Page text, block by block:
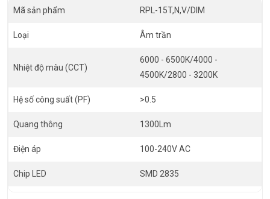
Mã sản phẩm RPL-15T,N,V/DIM
Loại Âm trần
Nhiệt độ màu (CCT)
6000 - 6500K/4000 -
4500K/2800 - 3200K
Hệ số công suất (PF) >0.5
Quang thông 1300Lm
Điện áp 100-240V AC
Chip LED SMD 2835